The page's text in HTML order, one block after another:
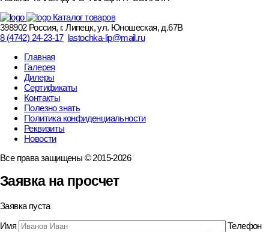
Каталог товаров
398902 Россия, г. Липецк, ул. Юношеская, д.67В
8 (4742) 24-23-17 lastochka-lip@mail.ru
Главная
Галерея
Дилеры
Сертификаты
Контакты
Полезно знать
Политика конфиденциальности
Реквизиты
Новости
Все права защищены © 2015-2026
Заявка на просчет
Заявка пуста
Имя
Телефон